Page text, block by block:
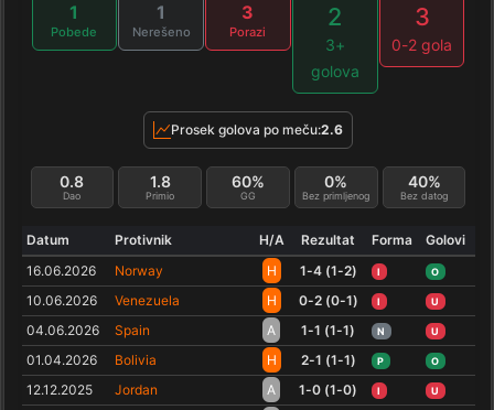
1
Pobede
1
Nerešeno
3
Porazi
2
3+
golova
3
0-2 gola
Prosek golova po meču:2.6
Dao
0.8
Primio
1.8
GG
60%
Bez primljenog
0%
Bez datog
40%
Datum Protivnik H/A Rezultat Forma
Golovi
16.06.2026
Norway H 1-4 (1-2) I O
10.06.2026 Venezuela H 0-2 (0-1) I U
04.06.2026 Spain A 1-1 (1-1) N U
01.04.2026 Bolivia H 2-1 (1-1) P O
12.12.2025 Jordan A 1-0 (1-0) I U